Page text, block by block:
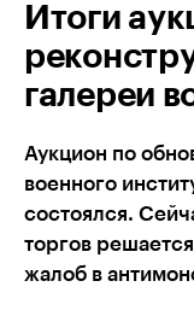
Итоги
галереи
Аукцион по
военного
состоялся.
торгов
жалоб в